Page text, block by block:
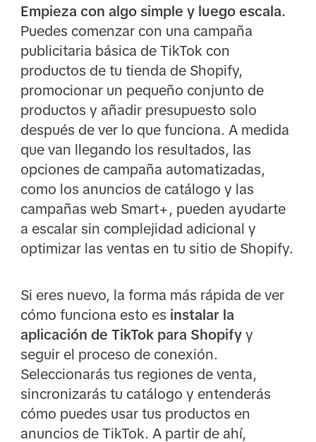
Empieza con algo simple y luego escala.
Puedes comenzar con una campaña
publicitaria básica de TikTok con
productos de tu tienda de Shopify,
promocionar un pequeño conjunto de
productos y añadir presupuesto solo
después de ver lo que funciona. A medida
que van llegando los resultados, las
opciones de campaña automatizadas,
como los anuncios de catálogo y las
campañas web Smart+, pueden ayudarte
a escalar sin complejidad adicional y
optimizar las ventas en tu sitio de Shopify.
Si eres nuevo, la forma más rápida de ver
cómo funciona esto es instalar la
aplicación de TikTok para Shopifyy
seguir el proceso de conexión.
Seleccionarás tus regiones de venta,
sincronizarás tu catálogo y entenderás
cómo puedes usar tus productos en
anuncios de TikTok. A partir de ahí,